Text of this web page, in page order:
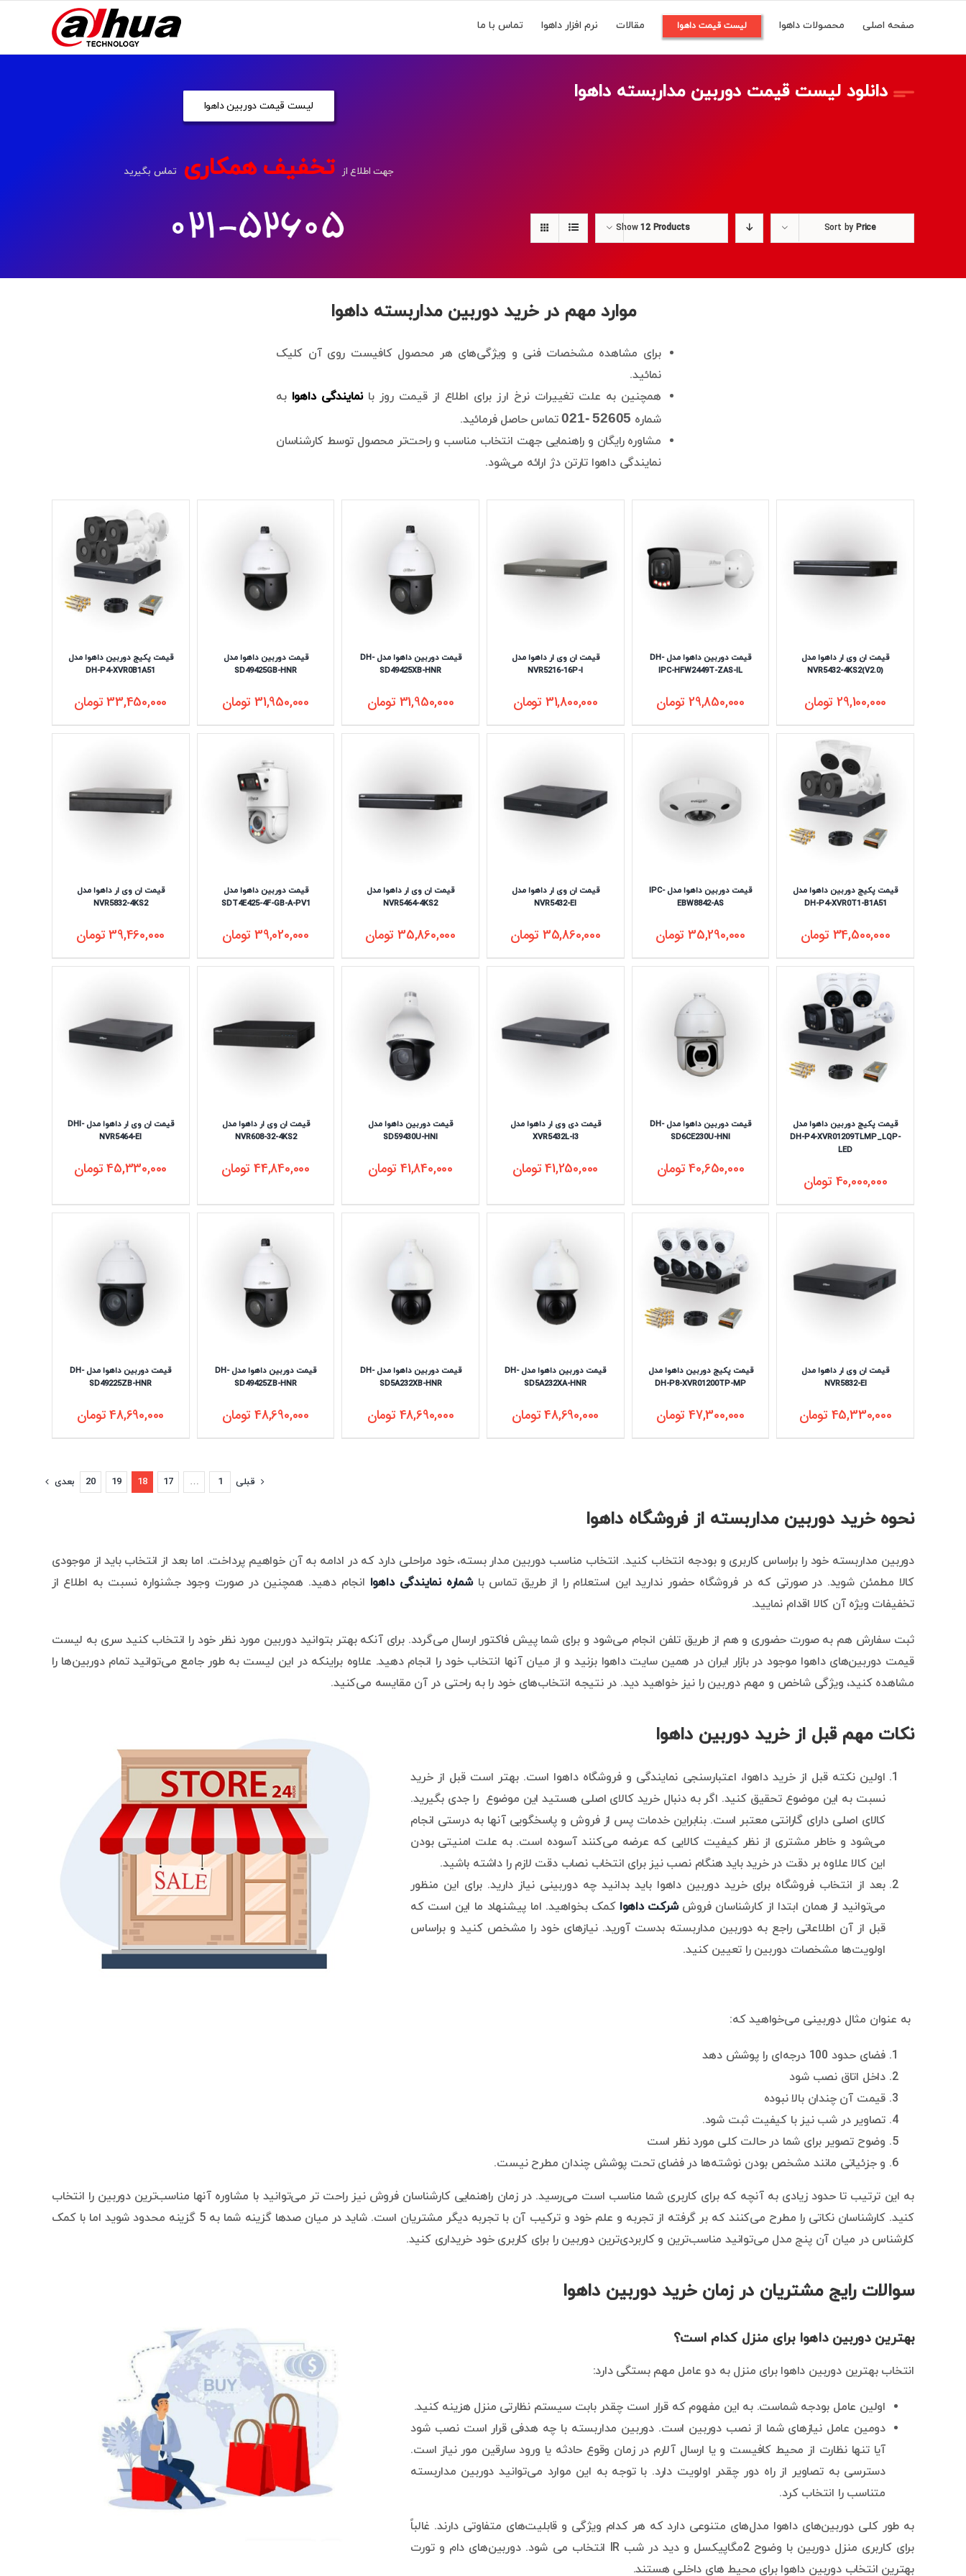
content
صفحه اصلی محصولات داهوا لیست قیمت داهوا مقالات نرم افزار داهوا تماس با ما
دانلود لیست قیمت دوربین مداربسته داهوا
لیست قیمت دوربین داهوا
جهت اطلاع ازتخفیف همکاریتماس بگیرید
Sort byPrice
Show12 Products
موارد مهم در خرید دوربین مداربسته داهوا
برای مشاهده مشخصات فنی و ویژگی‌های هر محصول کافیست روی آن کلیک
نمائید.
همچنین به علت تغییرات نرخ ارز برای اطلاع از قیمت روز بانمایندگی داهوا به
شماره 52605 -021
تماس حاصل فرمائید.
مشاوره رایگان و راهنمایی جهت انتخاب مناسب و راحت‌تر محصول توسط کارشناسان
نمایندگی داهوا تارتن دژ ارائه می‌شود.
قیمت ان وی ار داهوا مدل
NVR5432-4KS2(V2.0)
29,100,000تومان
قیمت دوربین داهوا مدل DH-
IPC-HFW2449T-ZAS-IL
29,850,000تومان
قیمت ان وی ار داهوا مدل
NVR5216-16P-I
31,800,000تومان
قیمت دوربین داهوا مدل DH-
SD49425XB-HNR
31,950,000تومان
قیمت دوربین داهوا مدل
SD49425GB-HNR
31,950,000تومان
قیمت پکیج دوربین داهوا مدل
DH-P4-XVR0B1A51
33,450,000تومان
قیمت پکیج دوربین داهوا مدل
DH-P4-XVR0T1-B1A51
34,500,000تومان
قیمت دوربین داهوا مدل IPC-
EBW8842-AS
35,290,000تومان
قیمت ان وی ار داهوا مدل
NVR5432-EI
35,860,000تومان
قیمت ان وی ار داهوا مدل
NVR5464-4KS2
35,860,000تومان
قیمت دوربین داهوا مدل
SDT4E425-4F-GB-A-PV1
39,020,000تومان
قیمت ان وی ار داهوا مدل
NVR5832-4KS2
39,460,000تومان
قیمت پکیج دوربین داهوا مدل
DH-P4-XVR01209TLMP_LQP-
LED
40,000,000تومان
قیمت دوربین داهوا مدل DH-
SD6CE230U-HNI
40,650,000تومان
قیمت دی وی ار داهوا مدل
XVR5432L-I3
41,250,000تومان
قیمت دوربین داهوا مدل
SD59430U-HNI
41,840,000تومان
قیمت ان وی ار داهوا مدل
NVR608-32-4KS2
44,840,000تومان
قیمت ان وی ار داهوا مدل DHI-
NVR5464-EI
45,330,000تومان
قیمت ان وی ار داهوا مدل
NVR5832-EI
45,330,000تومان
قیمت پکیج دوربین داهوا مدل
DH-P8-XVR01200TP-MP
47,300,000تومان
قیمت دوربین داهوا مدل DH-
SD5A232XA-HNR
48,690,000تومان
قیمت دوربین داهوا مدل DH-
SD5A232XB-HNR
48,690,000تومان
قیمت دوربین داهوا مدل DH-
SD49425ZB-HNR
48,690,000تومان
قیمت دوربین داهوا مدل DH-
SD49225ZB-HNR
48,690,000تومان
قبلی 1
…
17
18
19
20 بعدی
نحوه خرید دوربین مداربسته از فروشگاه داهوا
دوربین مداربسته خود را براساس کاربری و بودجه انتخاب کنید. انتخاب مناسب دوربین مدار بسته، خود مراحلی دارد که در ادامه به آن خواهیم پرداخت. اما بعد از انتخاب باید از موجودی
کالا مطمئن شوید. در صورتی که در فروشگاه حضور ندارید این استعلام را از طریق تماس باشماره نمایندگی داهوا انجام دهید. همچنین در صورت وجود جشنواره نسبت به اطلاع از
تخفیفات ویژه آن کالا اقدام نمایید.
ثبت سفارش هم به صورت حضوری و هم از طریق تلفن انجام می‌شود و برای شما پیش فاکتور ارسال می‌گردد. برای آنکه بهتر بتوانید دوربین مورد نظر خود را انتخاب کنید سری به لیست
قیمت دوربین‌های داهوا موجود در بازار ایران در همین سایت داهوا بزنید و از میان آنها انتخاب خود را انجام دهید. علاوه براینکه در این لیست به طور جامع می‌توانید تمام دوربین‌ها را
مشاهده کنید، ویژگی شاخص و مهم دوربین را نیز خواهید دید. در نتیجه انتخاب‌های خود را به راحتی در آن مقایسه می‌کنید.
نکات مهم قبل از خرید دوربین داهوا
اولین نکته قبل از خرید داهوا، اعتبارسنجی نمایندگی و فروشگاه داهوا است. بهتر است قبل از خرید
نسبت به این موضوع تحقیق کنید. اگر به دنبال خرید کالای اصلی هستید این موضوع را جدی بگیرید.
کالای اصلی دارای گارانتی معتبر است. بنابراین خدمات پس از فروش و پاسخگویی آنها به درستی انجام
می‌شود و خاطر مشتری از نظر کیفیت کالایی که عرضه می‌کنند آسوده است. به علت امنیتی بودن
این کالا علاوه بر دقت در خرید باید هنگام نصب نیز برای انتخاب نصاب دقت لازم را داشته باشید.
بعد از انتخاب فروشگاه برای خرید دوربین داهوا باید بدانید چه دوربینی نیاز دارید. برای این منظور
می‌توانید از همان ابتدا از کارشناسان فروششرکت داهوا کمک بخواهید. اما پیشنهاد ما این است که
قبل از آن اطلاعاتی راجع به دوربین مداربسته بدست آورید. نیازهای خود را مشخص کنید و براساس
اولویت‌ها مشخصات دوربین را تعیین کنید.
به عنوان مثال دوربینی می‌خواهید که:
فضای حدود 100 درجه‌ای را پوشش دهد
داخل اتاق نصب شود
قیمت آن چندان بالا نبوده
تصاویر در شب نیز با کیفیت ثبت شود.
وضوح تصویر برای شما در حالت کلی مورد نظر است
و جزئیاتی مانند مشخص بودن نوشته‌ها در فضای تحت پوشش چندان مطرح نیست.
به این ترتیب تا حدود زیادی به آنچه که برای کاربری شما مناسب است می‌رسید. در زمان راهنمایی کارشناسان فروش نیز راحت تر می‌توانید با مشاوره آنها مناسب‌ترین دوربین را انتخاب
کنید. کارشناسان نکاتی را مطرح می‌کنند که بر گرفته از تجربه و علم خود و ترکیب آن با تجربه دیگر مشتریان است. شاید در میان صدها گزینه شما به 5 گزینه محدود شوید اما با کمک
کارشناس در میان آن پنج مدل می‌توانید مناسب‌ترین و کاربردی‌ترین دوربین را برای کاربری خود خریداری کنید.
سوالات رایج مشتریان در زمان خرید دوربین داهوا
بهترین دوربین داهوا برای منزل کدام است؟
انتخاب بهترین دوربین داهوا برای منزل به دو عامل مهم بستگی دارد:
اولین عامل بودجه شماست. به این مفهوم که قرار است چقدر بابت سیستم نظارتی منزل هزینه کنید.
دومین عامل نیازهای شما از نصب دوربین است. دوربین مداربسته با چه هدفی قرار است نصب شود
آیا تنها نظارت از محیط کافیست و یا ارسال آلارم در زمان وقوع حادثه یا ورود سارقین مور نیاز است.
دسترسی به تصاویر از راه دور چقدر اولویت دارد. با توجه به این موارد می‌توانید دوربین مداربسته
متناسب را انتخاب کرد.
به طور کلی دوربین‌های داهوا مدل‌های متنوعی دارد که هر کدام ویژگی و قابلیت‌های متفاوتی دارند. غالباً
برای کاربری منزل دوربین با وضوح 2مگاپیکسل و دید در شب IR انتخاب می شود. دوربین‌های دام و تورت
بهترین انتخاب دوربین داهوا برای محیط های داخلی هستند.